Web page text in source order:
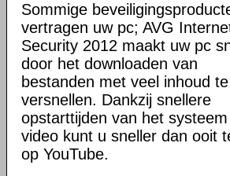
Sommige
vertragen uw pc; AVG
Security 2012 maakt uw pc
door het downloaden van
bestanden met veel inhoud te
versnellen. Dankzij snellere
opstarttijden van het
video kunt u sneller dan ooit
op YouTube.